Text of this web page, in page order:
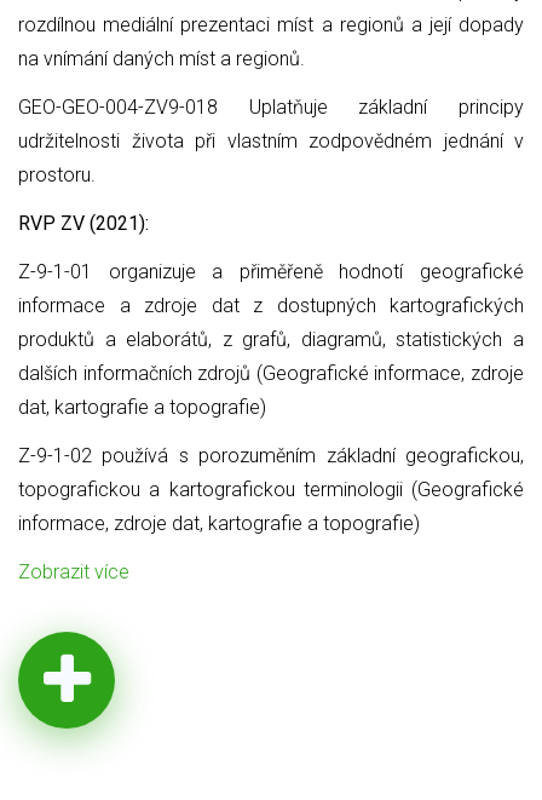
rozdílnou mediální prezentaci míst a regionů a její dopady
na vnímání daných míst a regionů.
GEO-GEO-004-ZV9-018 Uplatňuje základní principy
udržitelnosti života při vlastním zodpovědném jednání v
prostoru.
RVP ZV (2021):
Z-9-1-01 organizuje a přiměřeně hodnotí geografické
informace a zdroje dat z dostupných kartografických
produktů a elaborátů, z grafů, diagramů, statistických a
dalších informačních zdrojů (Geografické informace, zdroje
dat, kartografie a topografie)
Z-9-1-02 používá s porozuměním základní geografickou,
topografickou a kartografickou terminologii (Geografické
informace, zdroje dat, kartografie a topografie)
Zobrazit více